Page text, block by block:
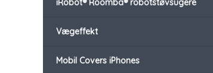
iRobot® Roomba® robotstøvsugere
Vægeffekt
Mobil Covers iPhones